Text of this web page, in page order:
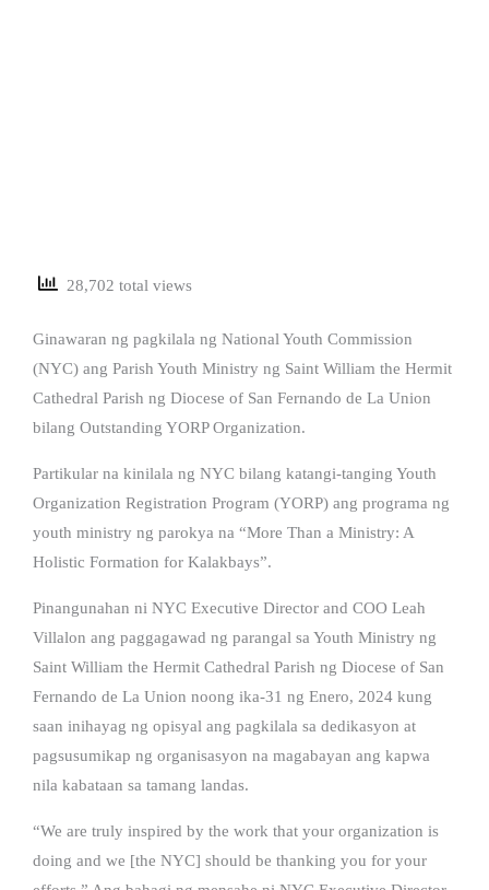
28,702 total views
Ginawaran ng pagkilala ng National Youth Commission
(NYC) ang Parish Youth Ministry ng Saint William the Hermit
Cathedral Parish ng Diocese of San Fernando de La Union
bilang Outstanding YORP Organization.
Partikular na kinilala ng NYC bilang katangi-tanging Youth
Organization Registration Program (YORP) ang programa ng
youth ministry ng parokya na “More Than a Ministry: A
Holistic Formation for Kalakbays”.
Pinangunahan ni NYC Executive Director and COO Leah
Villalon ang paggagawad ng parangal sa Youth Ministry ng
Saint William the Hermit Cathedral Parish ng Diocese of San
Fernando de La Union noong ika-31 ng Enero, 2024 kung
saan inihayag ng opisyal ang pagkilala sa dedikasyon at
pagsusumikap ng organisasyon na magabayan ang kapwa
nila kabataan sa tamang landas.
“We are truly inspired by the work that your organization is
doing and we [the NYC] should be thanking you for your